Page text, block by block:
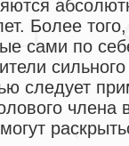
Более
сами по
следует
члена